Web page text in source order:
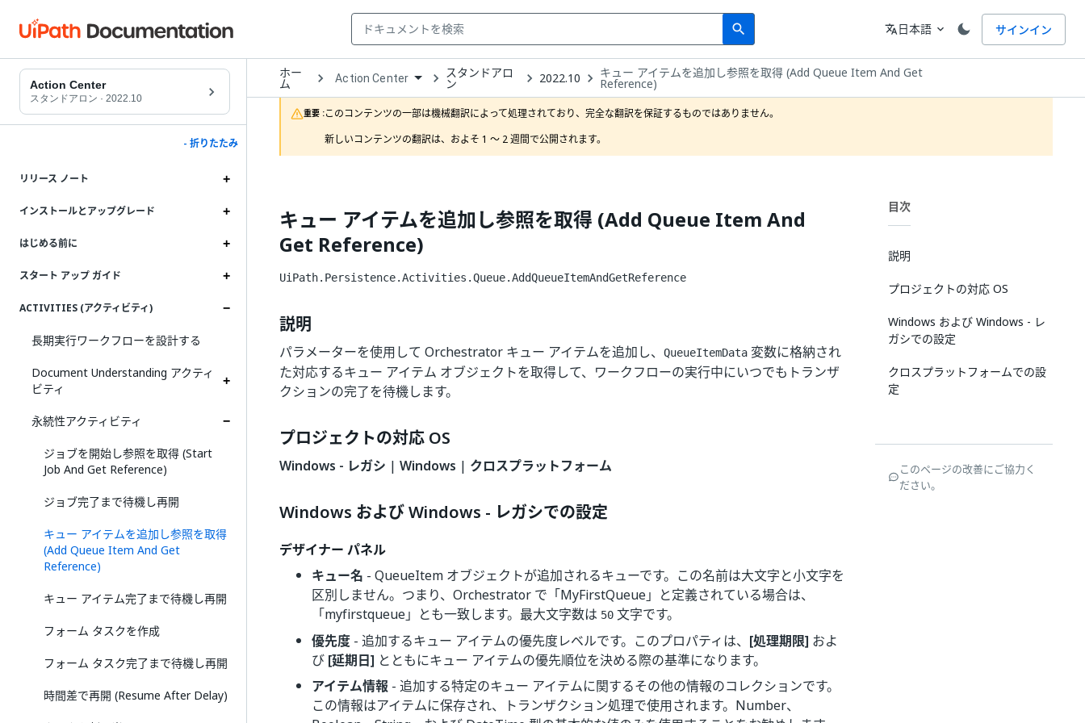
search
Search 言語
translate日本語 expand_more サインイン
Action Center
スタンドアロン · 2022.10
- 折りたたみ
リリース ノート
インストールとアップグレード
はじめる前に
スタート アップ ガイド
ACTIVITIES (アクティビティ)
長期実行ワークフローを設計する
Document Understanding アクティ
ビティ
永続性アクティビティ
ジョブを開始し参照を取得 (Start
Job And Get Reference)
ジョブ完了まで待機し再開
キュー アイテムを追加し参照を取得
(Add Queue Item And Get
Reference)
キュー アイテム完了まで待機し再開
フォーム タスクを作成
フォーム タスク完了まで待機し再開
時間差で再開 (Resume After Delay)
ホー
ム
Open
Dropdown
to
choose
product
Action Center スタンドアロ
ン 2022.10 キュー アイテムを追加し参照を取得 (Add Queue Item And Get
Reference)
重要 :このコンテンツの一部は機械翻訳によって処理されており、完全な翻訳を保証するものではありません。
新しいコンテンツの翻訳は、およそ 1 ～ 2 週間で公開されます。
キュー アイテムを追加し参照を取得 (Add Queue Item And
Get Reference)
UiPath.Persistence.Activities.Queue.AddQueueItemAndGetReference
説明
パラメーターを使用して Orchestrator キュー アイテムを追加し、 QueueItemData 変数に格納され
た対応するキュー アイテム オブジェクトを取得して、ワークフローの実行中にいつでもトランザ
クションの完了を待機します。
プロジェクトの対応 OS
Windows - レガシ | Windows | クロスプラットフォーム
Windows および Windows - レガシでの設定
デザイナー パネル
キュー名 - QueueItem オブジェクトが追加されるキューです。この名前は大文字と小文字を
区別しません。つまり、Orchestrator で「MyFirstQueue」と定義されている場合は、
「myfirstqueue」とも一致します。最大文字数は 50 文字です。
優先度 - 追加するキュー アイテムの優先度レベルです。このプロパティは、 [処理期限] およ
び [延期日] とともにキュー アイテムの優先順位を決める際の基準になります。
アイテム情報 - 追加する特定のキュー アイテムに関するその他の情報のコレクションです。
この情報はアイテムに保存され、トランザクション処理で使用されます。Number、
目次
説明
プロジェクトの対応 OS
Windows および Windows - レ
ガシでの設定
クロスプラットフォームでの設
定
このページの改善にご協力く
ださい。